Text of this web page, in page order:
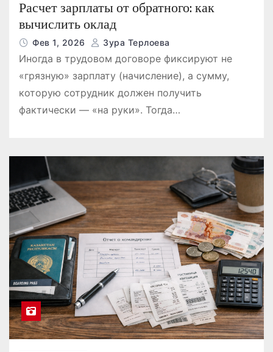
Расчет зарплаты от обратного: как
вычислить оклад
Фев 1, 2026 Зура Терлоева
Иногда в трудовом договоре фиксируют не
«грязную» зарплату (начисление), а сумму,
которую сотрудник должен получить
фактически — «на руки». Тогда…